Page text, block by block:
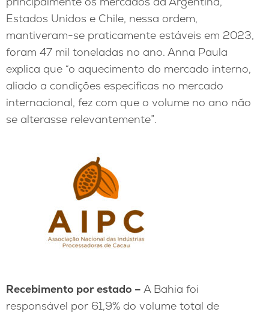
Estados Unidos e Chile, nessa ordem,
mantiveram-se praticamente estáveis em 2023,
foram 47 mil toneladas no ano. Anna Paula
explica que “o aquecimento do mercado interno,
aliado a condições especificas no mercado
internacional, fez com que o volume no ano não
se alterasse relevantemente”.
Recebimento por estado – A Bahia foi
responsável por 61,9% do volume total de